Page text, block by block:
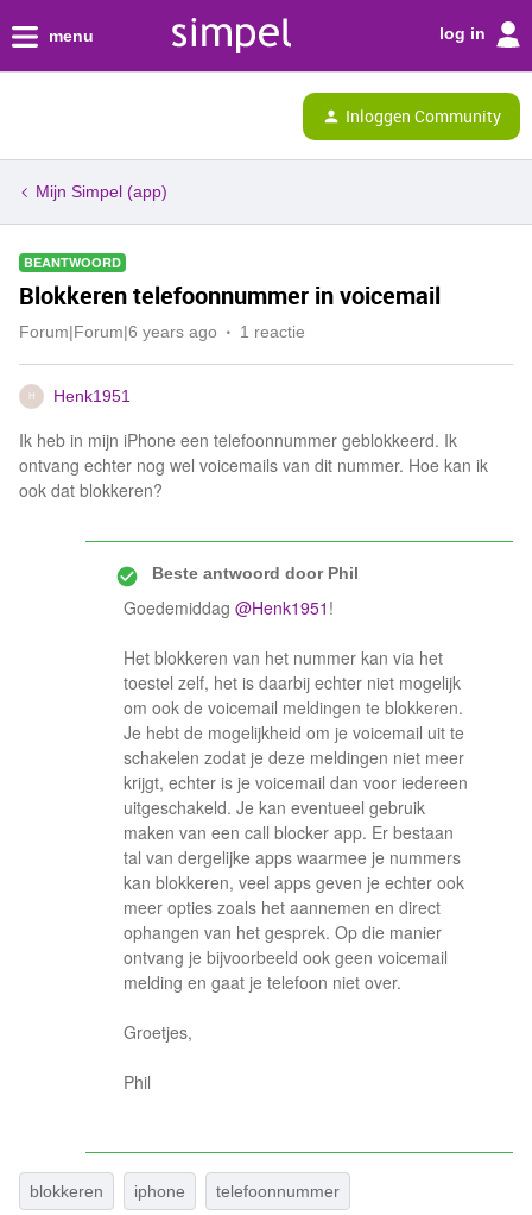
menu log in
Inloggen Community
Mijn Simpel (app)
BEANTWOORD
Blokkeren telefoonnummer in voicemail
Forum|Forum|6 years ago 1 reactie
H Henk1951
Ik heb in mijn iPhone een telefoonnummer geblokkeerd. Ik
ontvang echter nog wel voicemails van dit nummer. Hoe kan ik
ook dat blokkeren?
Beste antwoord doorPhil
Goedemiddag @Henk1951 !
Het blokkeren van het nummer kan via het
toestel zelf, het is daarbij echter niet mogelijk
om ook de voicemail meldingen te blokkeren.
Je hebt de mogelijkheid om je voicemail uit te
schakelen zodat je deze meldingen niet meer
krijgt, echter is je voicemail dan voor iedereen
uitgeschakeld. Je kan eventueel gebruik
maken van een call blocker app. Er bestaan
tal van dergelijke apps waarmee je nummers
kan blokkeren, veel apps geven je echter ook
meer opties zoals het aannemen en direct
ophangen van het gesprek. Op die manier
ontvang je bijvoorbeeld ook geen voicemail
melding en gaat je telefoon niet over.
Groetjes,
Phil
blokkeren iphone telefoonnummer